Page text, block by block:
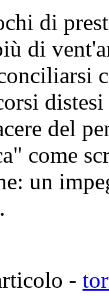
di
di
del
come
un
-